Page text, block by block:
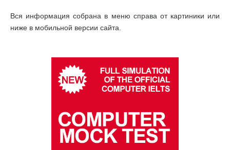
Вся информация собрана в меню справа от картиники или
ниже в мобильной версии сайта.